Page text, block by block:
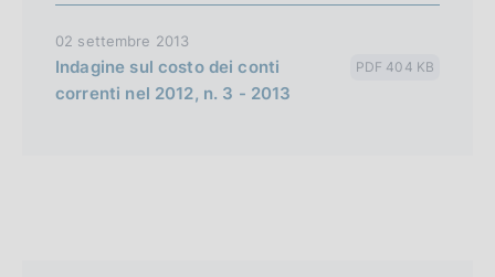
02 settembre 2013
Indagine sul costo dei conti
correnti nel 2012, n. 3 - 2013
PDF 404 KB